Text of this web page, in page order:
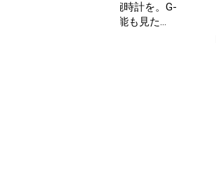
夏こそ“映える”タフな腕時計を。G-
」は本当に機能も見た…